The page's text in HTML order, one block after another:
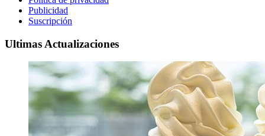
Publicidad
Suscripción
Ultimas Actualizaciones